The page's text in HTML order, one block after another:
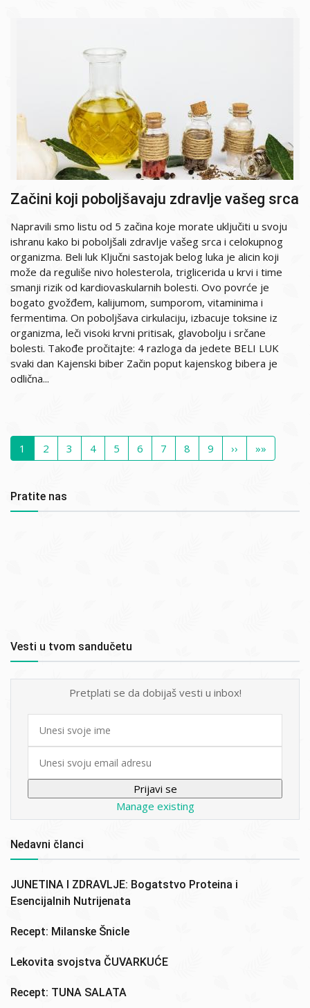
Začini koji poboljšavaju zdravlje vašeg srca
Napravili smo listu od 5 začina koje morate uključiti u svoju
ishranu kako bi poboljšali zdravlje vašeg srca i celokupnog
organizma. Beli luk Ključni sastojak belog luka je alicin koji
može da reguliše nivo holesterola, triglicerida u krvi i time
smanji rizik od kardiovaskularnih bolesti. Ovo povrće je
bogato gvožđem, kalijumom, sumporom, vitaminima i
fermentima. On poboljšava cirkulaciju, izbacuje toksine iz
organizma, leči visoki krvni pritisak, glavobolju i srčane
bolesti. Takođe pročitajte: 4 razloga da jedete BELI LUK
svaki dan Kajenski biber Začin poput kajenskog bibera je
odlična...
Pagination
Current
page
1 Page
2 Page
3 Page
4 Page
5 Page
6 Page
7 Page
8 Page
9
Next
page
››
Last
page
»»
Pratite nas
Vesti u tvom sandučetu
Pretplati se da dobijaš vesti u inbox!
First
Manage existing
Nedavni članci
JUNETINA I ZDRAVLJE: Bogatstvo Proteina i
Esencijalnih Nutrijenata
Recept: Milanske Šnicle
Lekovita svojstva ČUVARKUĆE
Recept: TUNA SALATA